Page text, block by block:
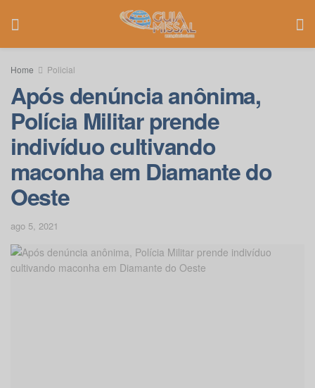
Home Policial
Após denúncia anônima,
Polícia Militar prende
indivíduo cultivando
maconha em Diamante do
Oeste
ago 5, 2021